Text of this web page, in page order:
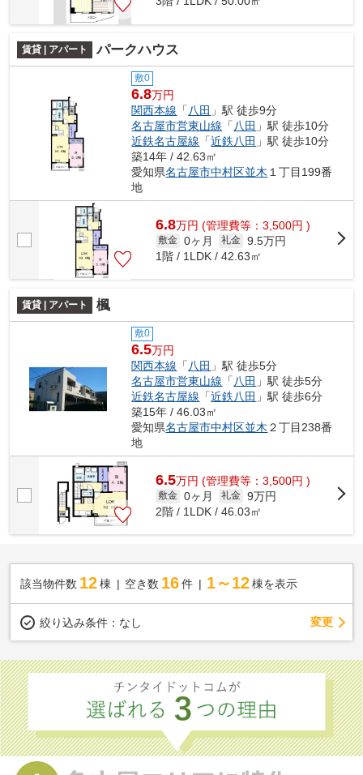
賃貸 | アパート パークハウス
敷0
6.8万円
関西本線 「八田 」駅 徒歩9分
名古屋市営東山線 「八田 」駅 徒歩10分
近鉄名古屋線 「近鉄八田 」駅 徒歩10分
築14年 / 42.63㎡
愛知県名古屋市中村区並木 １丁目199番
地
6.8万円 (管理費等：3,500円 )
敷金 0ヶ月 礼金 9.5万円
1階 / 1LDK / 42.63㎡
賃貸 | アパート 楓
敷0
6.5万円
関西本線 「 八田 」駅 徒歩5分
名古屋市営東山線 「 八田 」駅 徒歩5分
近鉄名古屋線 「近鉄八田 」駅 徒歩6分
築15年 / 46.03㎡
愛知県名古屋市中村区並木 ２丁目238番
地
6.5万円 (管理費等：3,500円 )
敷金 0ヶ月 礼金 9万円
2階 / 1LDK / 46.03㎡
該当物件数 12棟 空き数 16 件 1～12 棟を表示
絞り込み条件： なし 変更